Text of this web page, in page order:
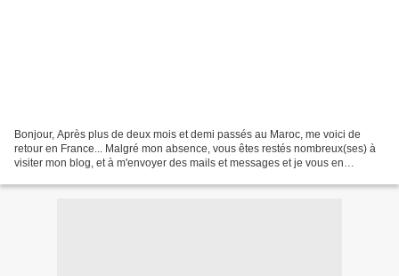
Bonjour, Après plus de deux mois et demi passés au Maroc, me voici de
retour en France... Malgré mon absence, vous êtes restés nombreux(ses) à
visiter mon blog, et à m'envoyer des mails et messages et je vous en